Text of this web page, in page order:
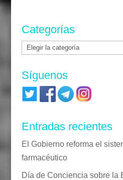
Categorías
Categorías
Síguenos
Entradas recientes
El Gobierno reforma el
farmacéutico
Día de Conciencia sobre la